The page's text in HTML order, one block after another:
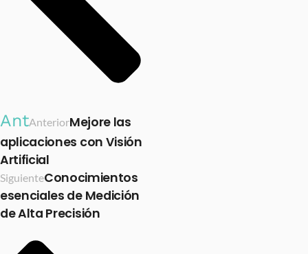
AntAnteriorMejore las
aplicaciones con Visión
Artificial
SiguienteConocimientos
esenciales de Medición
de Alta Precisión